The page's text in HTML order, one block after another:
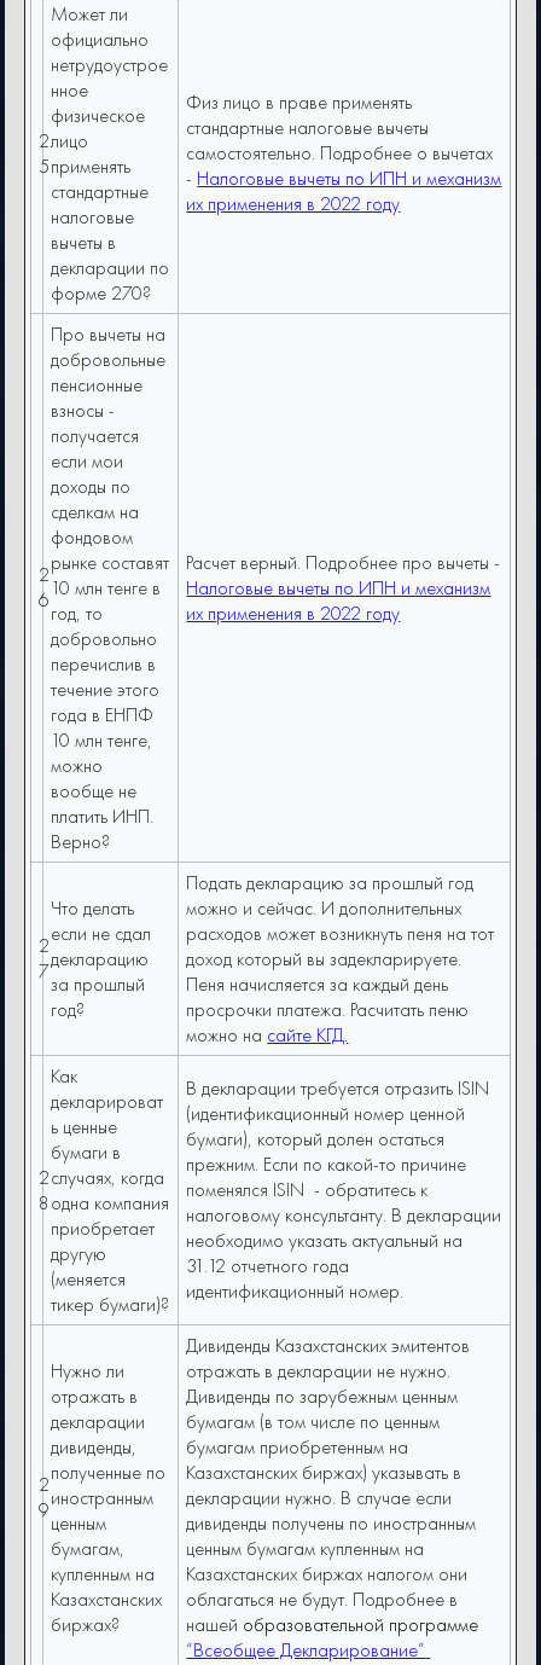
2
5
Может ли
официально
нетрудоустрое
нное
физическое
лицо
применять
стандартные
налоговые
вычеты в
декларации по
форме 270?
Физ лицо в праве применять
стандартные налоговые вычеты
самостоятельно. Подробнее о вычетах
- Налоговые вычеты по ИПН и механизм
их применения в 2022 году
2
6
Про вычеты на
добровольные
пенсионные
взносы -
получается
если мои
доходы по
сделкам на
фондовом
рынке составят
10 млн тенге в
год, то
добровольно
перечислив в
течение этого
года в ЕНПФ
10 млн тенге,
можно
вообще не
платить ИНП.
Верно?
Расчет верный. Подробнее про вычеты -
Налоговые вычеты по ИПН и механизм
их применения в 2022 году
2
7
Что делать
если не сдал
декларацию
за прошлый
год?
Подать декларацию за прошлый год
можно и сейчас. И дополнительных
расходов может возникнуть пеня на тот
доход который вы задекларируете.
Пеня начисляется за каждый день
просрочки платежа. Расчитать пеню
можно на сайте КГД.
2
8
Как
декларироват
ь ценные
бумаги в
случаях, когда
одна компания
приобретает
другую
(меняется
тикер бумаги)?
В декларации требуется отразить ISIN
(идентификационный номер ценной
бумаги), который долен остаться
прежним. Если по какой-то причине
поменялся ISIN - обратитесь к
налоговому консультанту. В декларации
необходимо указать актуальный на
31.12 отчетного года
идентификационный номер.
2
9
Нужно ли
отражать в
декларации
дивиденды,
полученные по
иностранным
ценным
бумагам,
купленным на
Казахстанских
биржах?
Дивиденды Казахстанских эмитентов
отражать в декларации не нужно.
Дивиденды по зарубежным ценным
бумагам (в том числе по ценным
бумагам приобретенным на
Казахстанских биржах) указывать в
декларации нужно. В случае если
дивиденды получены по иностранным
ценным бумагам купленным на
Казахстанских биржах налогом они
облагаться не будут. Подробнее в
нашей образовательной программе
“Всеобщее Декларирование”